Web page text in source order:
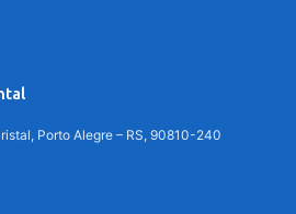
Porto Alegre – RS, 90810-240